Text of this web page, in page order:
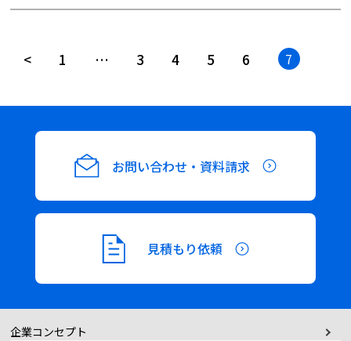
投
ナ
ビ
ー
シ
ン
< 1 … 3 4 5 6 7
お問い合わせ・資料請求
見積もり依頼
企業コンセプト